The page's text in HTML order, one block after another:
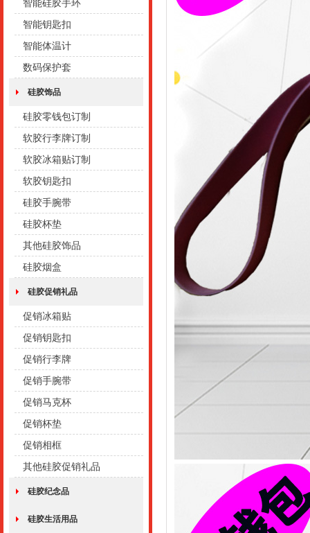
智能硅胶手环
智能钥匙扣
智能体温计
数码保护套
硅胶饰品
硅胶零钱包订制
软胶行李牌订制
软胶冰箱贴订制
软胶钥匙扣
硅胶手腕带
硅胶杯垫
其他硅胶饰品
硅胶烟盒
硅胶促销礼品
促销冰箱贴
促销钥匙扣
促销行李牌
促销手腕带
促销马克杯
促销杯垫
促销相框
其他硅胶促销礼品
硅胶纪念品
硅胶生活用品